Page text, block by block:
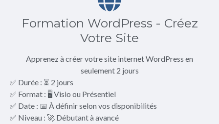
Formation WordPress - Créez
Votre Site
Apprenez à créer votre site internet WordPress en
seulement 2 jours
✅ Durée : ⏳ 2 jours
✅ Format : 🖥️ Visio ou Présentiel
✅ Date : 📅 À définir selon vos disponibilités
✅ Niveau : 🚀 Débutant à avancé